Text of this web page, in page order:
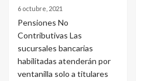
6 octubre, 2021
Pensiones No
Contributivas Las
sucursales bancarias
habilitadas atenderán por
ventanilla solo a titulares